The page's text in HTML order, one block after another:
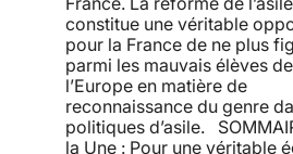
constitue une véritable
pour la France de ne plus
parmi les mauvais élèves de
l’Europe en matière de
reconnaissance du genre
politiques d’asile.
la Une : Pour une véritable